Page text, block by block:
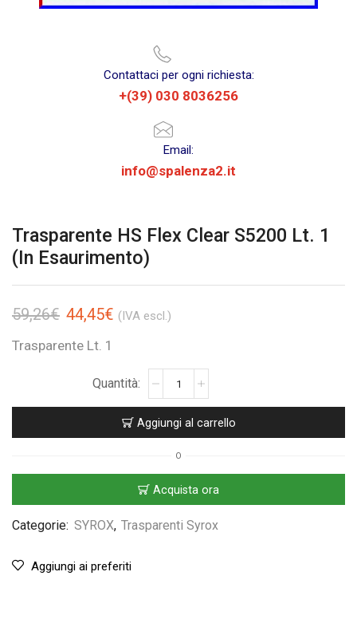
Contattaci per ogni richiesta:
+(39) 030 8036256
Email:
info@spalenza2.it
Trasparente HS Flex Clear S5200 Lt. 1
(In Esaurimento)
59,26€ 44,45€ (IVA escl.)
Trasparente Lt. 1
Aggiungi al carrello
O
Acquista ora
Categorie: SYROX, Trasparenti Syrox
Aggiungi ai preferiti